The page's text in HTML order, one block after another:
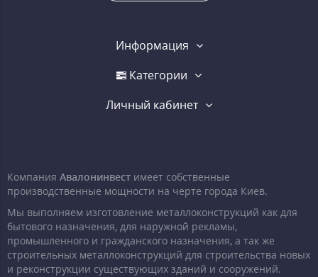
Информация
Категории
Личный кабинет
Компания Авалонинвест имеет собственные
производственные мощности на черте города Киев.
Мы выполняем изготовление металлоконструкций как для
бытового назначения, для наружной рекламы,
промышленного и гражданского назначения, а так же
строительных металлоконструкций для строительства новых
и реконструкции существующих зданий и сооружений.